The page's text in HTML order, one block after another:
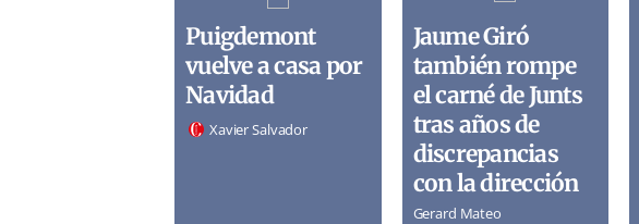
Puigdemont
vuelve a casa por
Navidad
Xavier Salvador
Jaume Giró
también rompe
el carné de Junts
tras años de
discrepancias
con la dirección
Gerard Mateo